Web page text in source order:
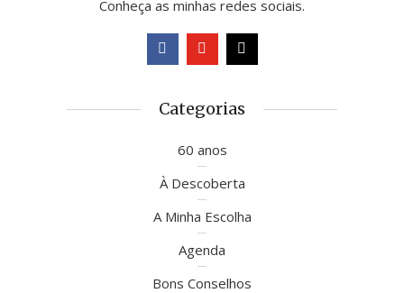
Conheça as minhas redes sociais.
Categorias
60 anos
À Descoberta
A Minha Escolha
Agenda
Bons Conselhos